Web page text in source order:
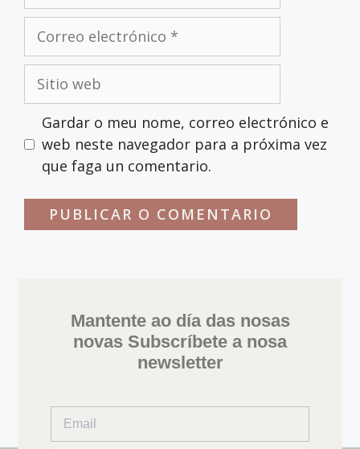
Gardar o meu nome, correo electrónico e
web neste navegador para a próxima vez
que faga un comentario.
Mantente ao día das nosas
novas Subscríbete a nosa
newsletter